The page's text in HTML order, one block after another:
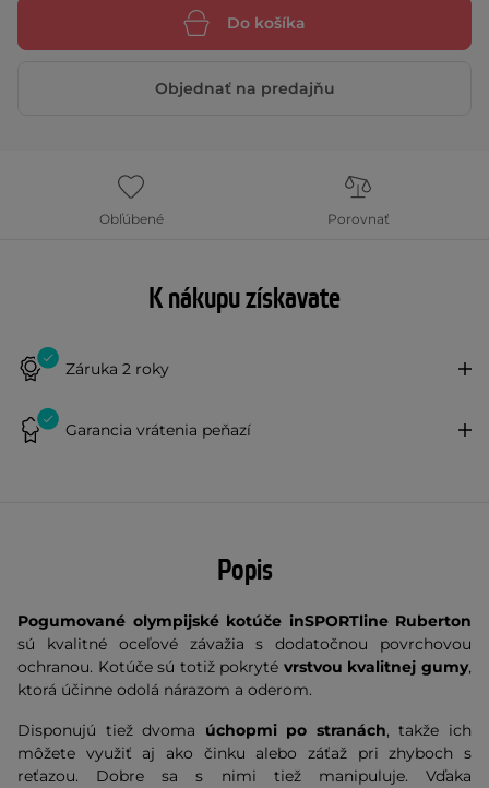
Do košíka
Objednať na predajňu
Obľúbené Porovnať
K nákupu získavate
Záruka 2 roky
Garancia vrátenia peňazí
Popis
Pogumované olympijské kotúče inSPORTline Ruberton
sú kvalitné oceľové závažia s dodatočnou povrchovou
ochranou. Kotúče sú totiž pokryté vrstvou kvalitnej gumy,
ktorá účinne odolá nárazom a oderom.
Disponujú tiež dvoma úchopmi po stranách, takže ich
môžete využiť aj ako činku alebo záťaž pri zhyboch s
reťazou. Dobre sa s nimi tiež manipuluje. Vďaka